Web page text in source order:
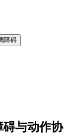
障碍
碍与动作协